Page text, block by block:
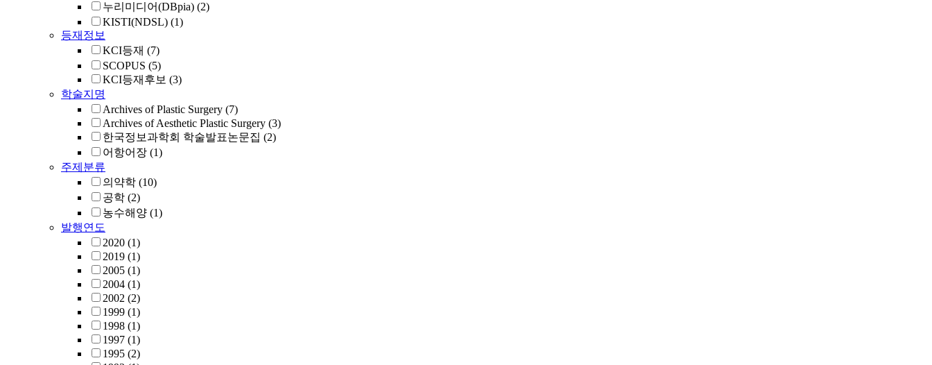
누리미디어(DBpia) (2)
KISTI(NDSL) (1)
등재정보
KCI등재 (7)
SCOPUS (5)
KCI등재후보 (3)
학술지명
Archives of Plastic Surgery (7)
Archives of Aesthetic Plastic Surgery (3)
한국정보과학회 학술발표논문집 (2)
어항어장 (1)
주제분류
의약학 (10)
공학 (2)
농수해양 (1)
발행연도
2020 (1)
2019 (1)
2005 (1)
2004 (1)
2002 (2)
1999 (1)
1998 (1)
1997 (1)
1995 (2)